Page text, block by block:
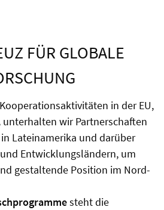
FÜR GLOBALE
in der EU,
unterhalten wir Partnerschaften
Lateinamerika und darüber
Entwicklungsländern, um
gestaltende Position im Nord-
steht die